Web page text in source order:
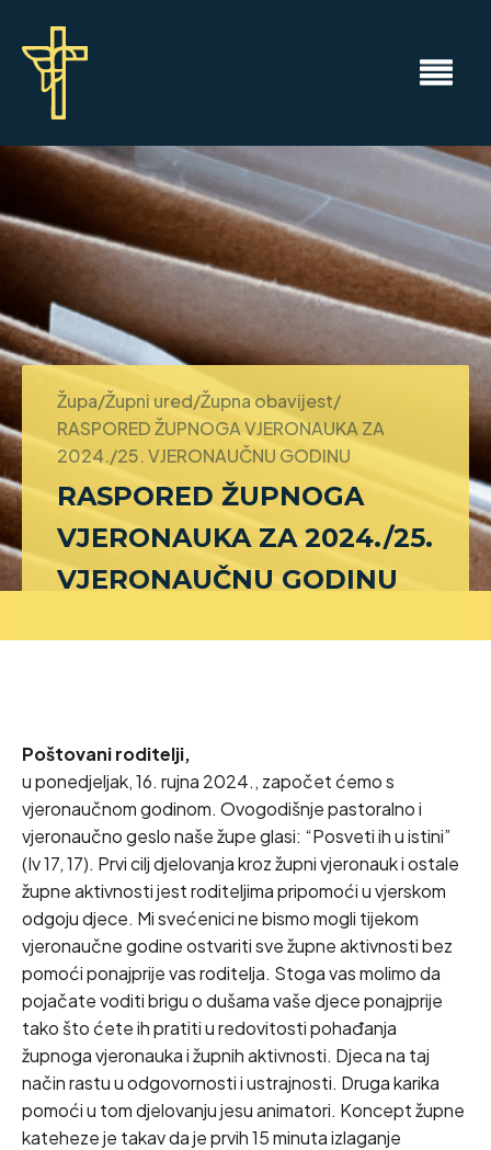
Župa/Župni ured/Župna obavijest/
RASPORED ŽUPNOGA VJERONAUKA ZA
2024./25. VJERONAUČNU GODINU
RASPORED ŽUPNOGA
VJERONAUKA ZA 2024./25.
VJERONAUČNU GODINU
Poštovani roditelji,
u ponedjeljak, 16. rujna 2024., započet ćemo s
vjeronaučnom godinom. Ovogodišnje pastoralno i
vjeronaučno geslo naše župe glasi: “Posveti ih u istini”
(Iv 17, 17). Prvi cilj djelovanja kroz župni vjeronauk i ostale
župne aktivnosti jest roditeljima pripomoći u vjerskom
odgoju djece. Mi svećenici ne bismo mogli tijekom
vjeronaučne godine ostvariti sve župne aktivnosti bez
pomoći ponajprije vas roditelja. Stoga vas molimo da
pojačate voditi brigu o dušama vaše djece ponajprije
tako što ćete ih pratiti u redovitosti pohađanja
župnoga vjeronauka i župnih aktivnosti. Djeca na taj
način rastu u odgovornosti i ustrajnosti. Druga karika
pomoći u tom djelovanju jesu animatori. Koncept župne
kateheze je takav da je prvih 15 minuta izlaganje